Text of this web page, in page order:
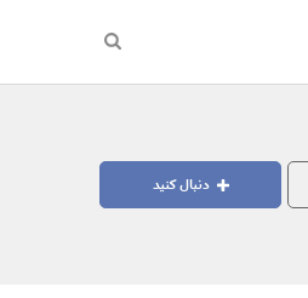
دنبال کنید